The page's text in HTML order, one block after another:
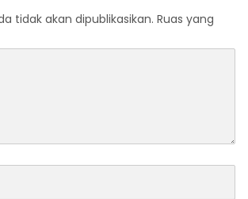
tidak akan dipublikasikan. Ruas yang